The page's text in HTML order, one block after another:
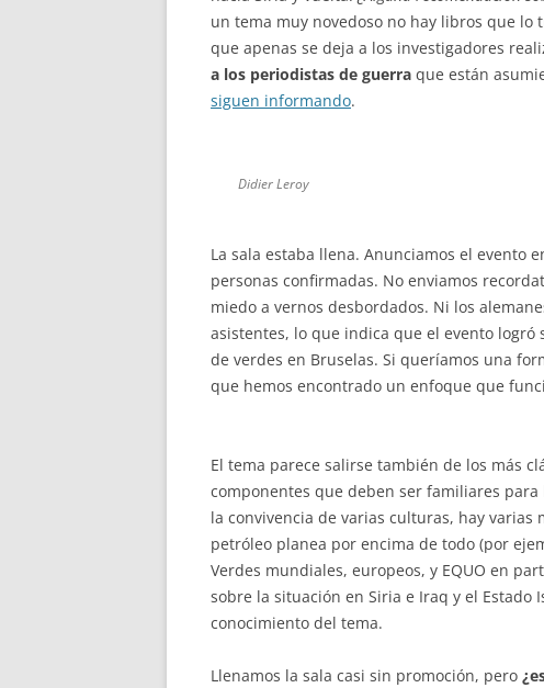
un tema muy novedoso no hay libros que
que apenas se deja a los investigadores
a los periodistas de guerra que están
siguen informando.
Didier Leroy
La sala estaba llena. Anunciamos el evento
personas confirmadas. No enviamos
miedo a vernos desbordados. Ni los
asistentes, lo que indica que el evento
de verdes en Bruselas. Si queríamos una
que hemos encontrado un enfoque que
El tema parece salirse también de los más
componentes que deben ser familiares
la convivencia de varias culturas, hay
petróleo planea por encima de todo (por
Verdes mundiales, europeos, y EQUO en
sobre la situación en Siria e Iraq y el
conocimiento del tema.
Llenamos la sala casi sin promoción, pero